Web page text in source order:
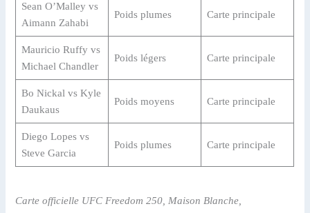
Sean O’Malley vs
Aimann Zahabi
Poids plumes Carte principale
Mauricio Ruffy vs
Michael Chandler
Poids légers Carte principale
Bo Nickal vs Kyle
Daukaus
Poids moyens Carte principale
Diego Lopes vs
Steve Garcia
Poids plumes Carte principale
Carte officielle UFC Freedom 250, Maison Blanche,